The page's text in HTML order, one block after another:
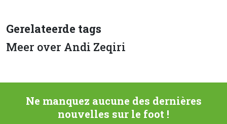
Gerelateerde tags
Meer over Andi Zeqiri
Ne manquez aucune des dernières
nouvelles sur le foot !